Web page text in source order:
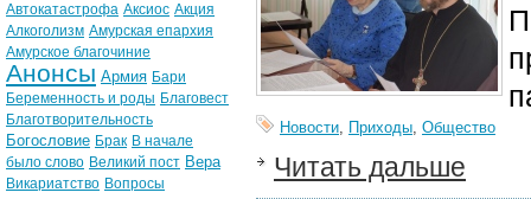
Новости, Приходы, Общество
Читать дальше
Автокатастрофа Аксиос Акция
Алкоголизм Амурская епархия
Амурское благочиние
Анонсы Армия Бари
Беременность и роды Благовест
Благотворительность
Богословие Брак В начале
было слово Великий пост Вера
Викариатство Вопросы